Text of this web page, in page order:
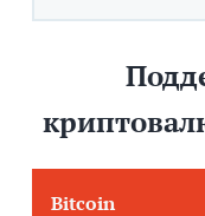
Bitcoin